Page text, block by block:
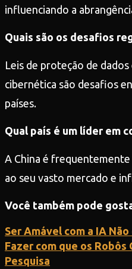
influenciando a
Quais são os desafios
Leis de proteção de
cibernética são desafios
países.
Qual país é um líder em
A China é
ao seu vasto mercado e
Você também pode
Ser Amável com a IA
Fazer com que os Robôs
Pesquisa